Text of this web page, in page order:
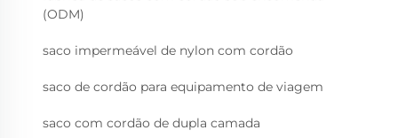
(ODM)
saco impermeável de nylon com cordão
saco de cordão para equipamento de viagem
saco com cordão de dupla camada